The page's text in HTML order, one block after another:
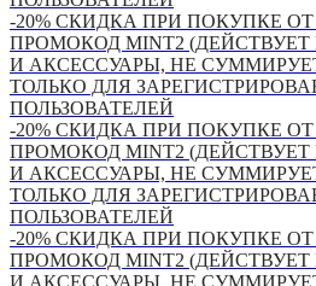
-20% СКИДКА ПРИ ПОКУПКЕ
ПРОМОКОД MINT2
И АКСЕССУАРЫ, НЕ
ТОЛЬКО ДЛЯ
ПОЛЬЗОВАТЕЛЕЙ
-20% СКИДКА ПРИ ПОКУПКЕ
ПРОМОКОД MINT2
И АКСЕССУАРЫ, НЕ
ТОЛЬКО ДЛЯ
ПОЛЬЗОВАТЕЛЕЙ
-20% СКИДКА ПРИ ПОКУПКЕ
ПРОМОКОД MINT2
И АКСЕССУАРЫ, НЕ